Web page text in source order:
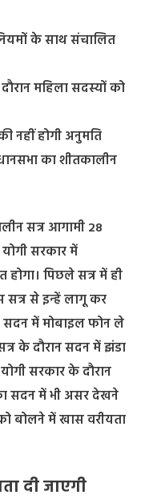
के साथ संचालित
महिला सदस्यों को
नहीं होगी अनुमति
का शीतकालीन
सत्र आगामी 28
सरकार में
पिछले सत्र में ही
से इन्हें लागू कर
सदन में मोबाइल फोन ले
के दौरान सदन में झंडा
सरकार के दौरान
सदन में भी असर देखने
बोलने में खास वरीयता
दी जाएगी